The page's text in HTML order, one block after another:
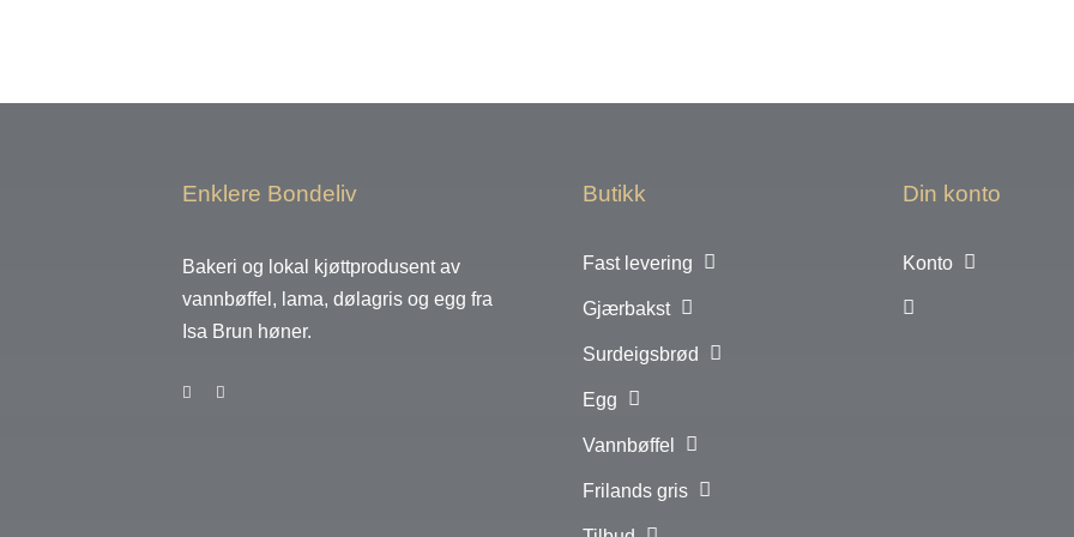
Enklere Bondeliv
Bakeri og lokal kjøttprodusent av
vannbøffel, lama, dølagris og egg fra
Isa Brun høner.
Butikk
Fast levering
Gjærbakst
Surdeigsbrød
Egg
Vannbøffel
Frilands gris
Din konto
Konto